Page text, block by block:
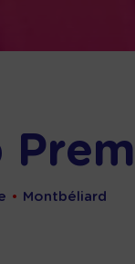
• Montbéliard